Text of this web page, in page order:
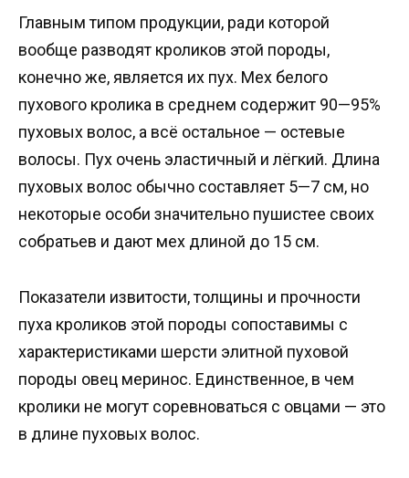
Главным типом продукции, ради которой
вообще разводят кроликов этой породы,
конечно же, является их пух. Мех белого
пухового кролика в среднем содержит 90—95%
пуховых волос, а всё остальное — остевые
волосы. Пух очень эластичный и лёгкий. Длина
пуховых волос обычно составляет 5—7 см, но
некоторые особи значительно пушистее своих
собратьев и дают мех длиной до 15 см.
Показатели извитости, толщины и прочности
пуха кроликов этой породы сопоставимы с
характеристиками шерсти элитной пуховой
породы овец меринос. Единственное, в чем
кролики не могут соревноваться с овцами — это
в длине пуховых волос.